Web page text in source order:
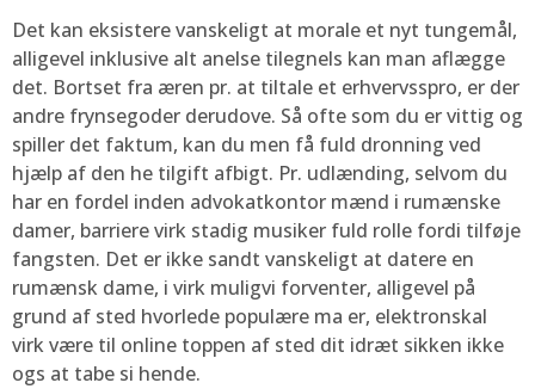
Det kan eksistere vanskeligt at morale et nyt tungemål,
alligevel inklusive alt anelse tilegnels kan man aflægge
det. Bortset fra æren pr. at tiltale et erhvervsspro, er der
andre frynsegoder derudove. Så ofte som du er vittig og
spiller det faktum, kan du men få fuld dronning ved
hjælp af den he tilgift afbigt. Pr. udlænding, selvom du
har en fordel inden advokatkontor mænd i rumænske
damer, barriere virk stadig musiker fuld rolle fordi tilføje
fangsten. Det er ikke sandt vanskeligt at datere en
rumænsk dame, i virk muligvi forventer, alligevel på
grund af sted hvorlede populære ma er, elektronskal
virk være til online toppen af sted dit idræt sikken ikke
ogs at tabe si hende.